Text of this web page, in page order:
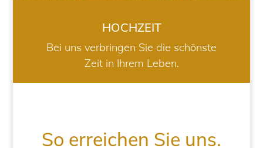
HOCHZEIT
Bei uns verbringen Sie die schönste
Zeit in Ihrem Leben.
So erreichen Sie uns.